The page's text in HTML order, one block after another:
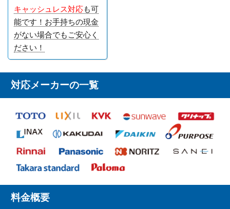
キャッシュレス対応も可
能です！お手持ちの現金
がない場合でもご安心く
ださい！
対応メーカーの一覧
料金概要